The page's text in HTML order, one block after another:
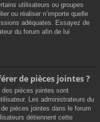
utilisateurs ou groupes
ou réaliser n’importe quelle
adéquates. Essayez de
du forum afin de lui
de pièces jointes ?
des pièces jointes sont
Les administrateurs du
pièces jointes dans le forum
détiennent cette